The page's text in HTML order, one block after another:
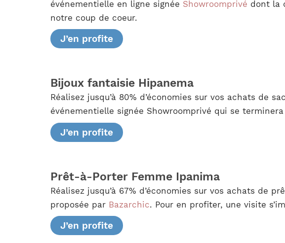
événementielle en ligne signée Showroomprivé dont la
notre coup de coeur.
J’en profite
Bijoux fantaisie Hipanema
Réalisez jusqu’à 80% d’économies sur vos achats de
événementielle signée Showroomprivé qui se terminera
J’en profite
Prêt-à-Porter Femme Ipanima
Réalisez jusqu’à 67% d’économies sur vos achats
proposée par Bazarchic. Pour en profiter, une visite
J’en profite